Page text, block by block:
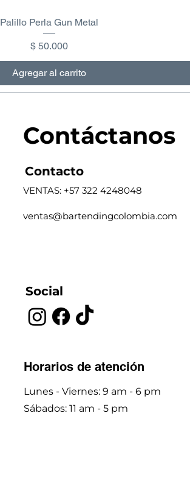
Palillo Perla Gun Metal
Precio
$ 50.000
Agregar al carrito
Contáctanos
Contacto
VENTAS: +57 322 4248048
ventas@bartendingcolombia.com
Social
Horarios de atención
Lunes - Viernes: 9 am - 6 pm
​​Sábados: 11 am - 5 pm